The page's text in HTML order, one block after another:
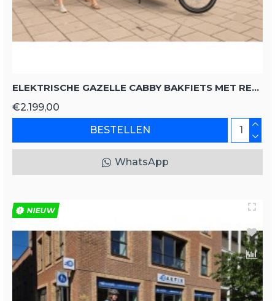
ELEKTRISCHE GAZELLE CABBY BAKFIETS MET REGENTENT
€2.199,00
BESTELLEN
WhatsApp
NIEUW